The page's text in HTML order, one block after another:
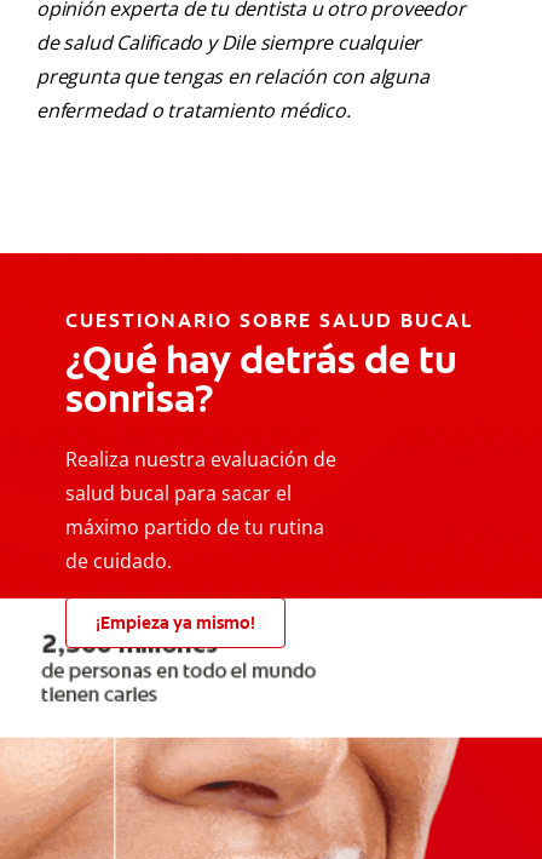
opinión experta de tu dentista u otro proveedor
de salud Calificado y Dile siempre cualquier
pregunta que tengas en relación con alguna
enfermedad o tratamiento médico.
CUESTIONARIO SOBRE SALUD BUCAL
¿Qué hay detrás de tu
sonrisa?
Realiza nuestra evaluación de
salud bucal para sacar el
máximo partido de tu rutina
de cuidado.
¡Empieza ya mismo!